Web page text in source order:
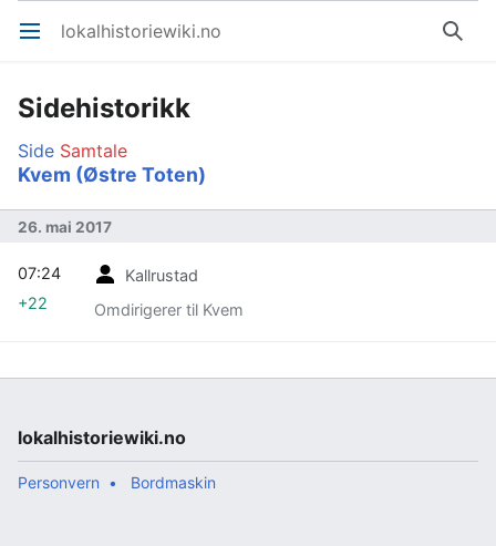
Åpne hovedmenyen lokalhistoriewiki.no Søk
Sidehistorikk
Side Samtale
Kvem (Østre Toten)
26. mai 2017
Kallrustad
Omdirigerer til Kvem
07:24
+22
lokalhistoriewiki.no
Personvern Bordmaskin